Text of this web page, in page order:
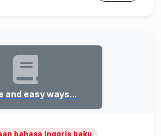
and easy ways...
bahasa Inggris baku